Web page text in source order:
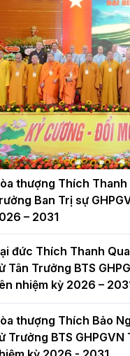
thượng Thích
Ban Trị sự
– 2031
đức Thích Thanh
Tân Trưởng BTS
nhiệm kỳ 2026 –
thượng Thích Bảo
Trưởng BTS GHPGVN